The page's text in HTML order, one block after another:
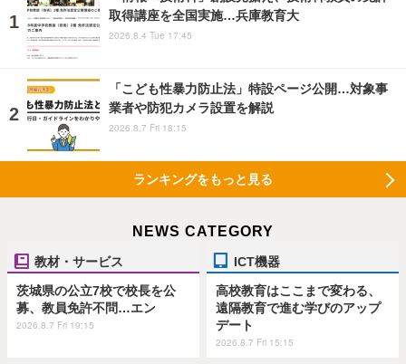
取得講座を全国実施…兵庫教育大
2026.8.4 Tue 17:45
「こども性暴力防止法」特設ページ公開…対象事
業者や防犯カメラ設置を解説
2026.8.7 Fri 18:15
ランキングをもっと見る
NEWS CATEGORY
教材・サービス
茨城県の公立7校で校長を公
募、教員免許不問…エン
2026.8.7 Fri 19:15
ICT機器
高校教育はここまで変わる、
遠隔教育で進む学びのアップ
デート
2026.8.7 Fri 15:15